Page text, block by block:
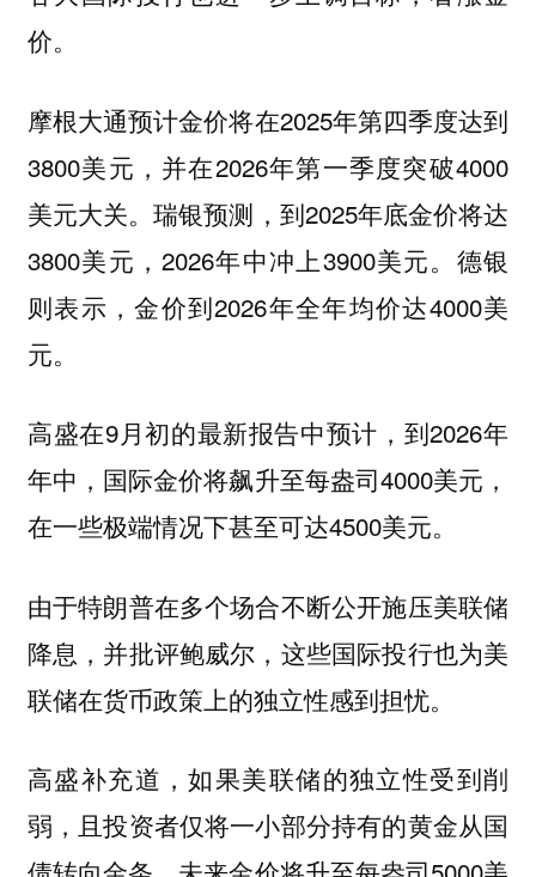
价。
摩根大通预计金价将在2025年第四季度达到
3800美元，并在2026年第一季度突破4000
美元大关。瑞银预测，到2025年底金价将达
3800美元，2026年中冲上3900美元。德银
则表示，金价到2026年全年均价达4000美
元。
高盛在9月初的最新报告中预计，到2026年
年中，国际金价将飙升至每盎司4000美元，
在一些极端情况下甚至可达4500美元。
由于特朗普在多个场合不断公开施压美联储
降息，并批评鲍威尔，这些国际投行也为美
联储在货币政策上的独立性感到担忧。
高盛补充道，如果美联储的独立性受到削
弱，且投资者仅将一小部分持有的黄金从国